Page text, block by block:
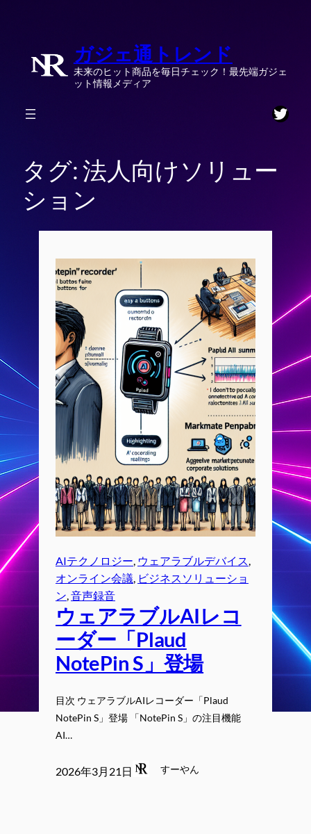
ガジェ通トレンド
未来のヒット商品を毎日チェック！最先端ガジェ
ット情報メディア
タグ:法人向けソリュー
ション
AIテクノロジー, ウェアラブルデバイス
オンライン会議, ビジネスソリューショ
ン, 音声録音
ウェアラブルAIレコ
ーダー「Plaud
NotePin S」登場
目次 ウェアラブルAIレコーダー「Plaud
NotePin S」登場 「NotePin S」の注目機能
AI…
2026年3月21日 すーやん